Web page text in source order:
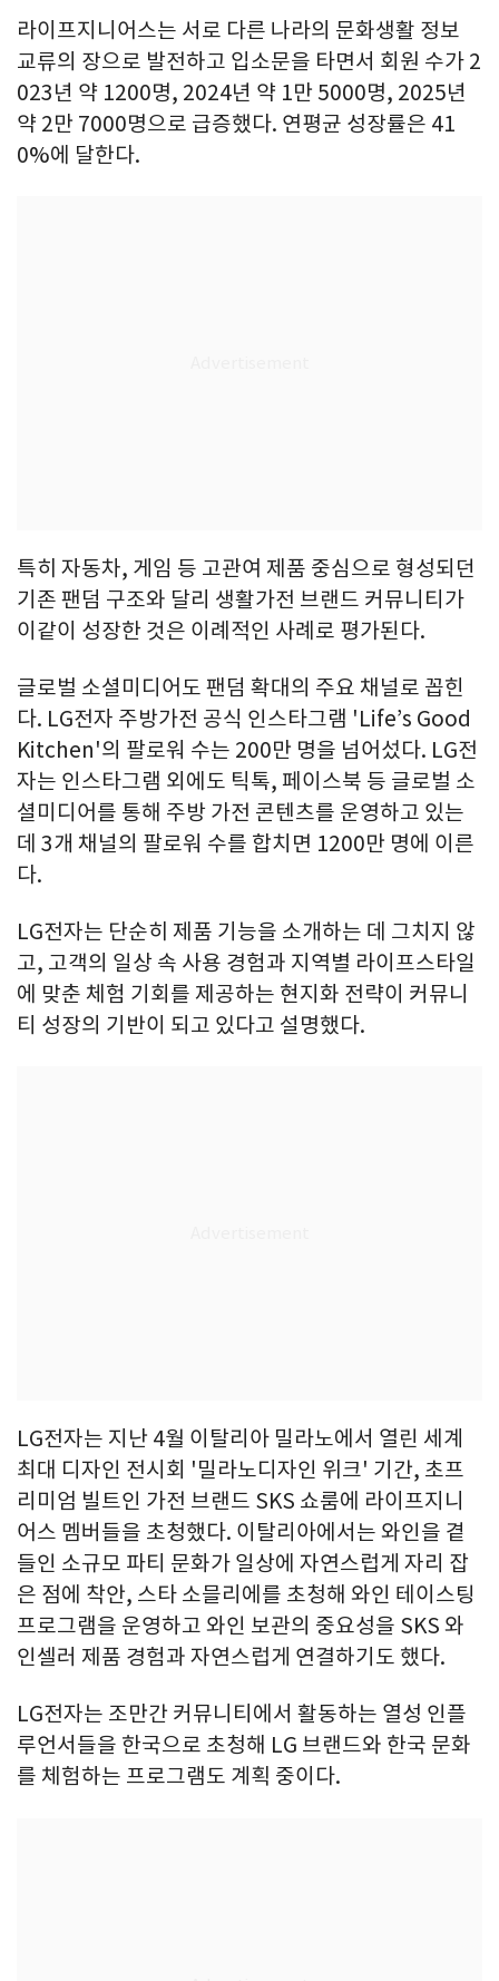
라이프지니어스는 서로 다른 나라의 문화생활 정보
교류의 장으로 발전하고 입소문을 타면서 회원 수가 2
023년 약 1200명, 2024년 약 1만 5000명, 2025년
약 2만 7000명으로 급증했다. 연평균 성장률은 41
0%에 달한다.
특히 자동차, 게임 등 고관여 제품 중심으로 형성되던
기존 팬덤 구조와 달리 생활가전 브랜드 커뮤니티가
이같이 성장한 것은 이례적인 사례로 평가된다.
글로벌 소셜미디어도 팬덤 확대의 주요 채널로 꼽힌
다. LG전자 주방가전 공식 인스타그램 'Life’s Good
Kitchen'의 팔로워 수는 200만 명을 넘어섰다. LG전
자는 인스타그램 외에도 틱톡, 페이스북 등 글로벌 소
셜미디어를 통해 주방 가전 콘텐츠를 운영하고 있는
데 3개 채널의 팔로워 수를 합치면 1200만 명에 이른
다.
LG전자는 단순히 제품 기능을 소개하는 데 그치지 않
고, 고객의 일상 속 사용 경험과 지역별 라이프스타일
에 맞춘 체험 기회를 제공하는 현지화 전략이 커뮤니
티 성장의 기반이 되고 있다고 설명했다.
LG전자는 지난 4월 이탈리아 밀라노에서 열린 세계
최대 디자인 전시회 '밀라노디자인 위크' 기간, 초프
리미엄 빌트인 가전 브랜드 SKS 쇼룸에 라이프지니
어스 멤버들을 초청했다. 이탈리아에서는 와인을 곁
들인 소규모 파티 문화가 일상에 자연스럽게 자리 잡
은 점에 착안, 스타 소믈리에를 초청해 와인 테이스팅
프로그램을 운영하고 와인 보관의 중요성을 SKS 와
인셀러 제품 경험과 자연스럽게 연결하기도 했다.
LG전자는 조만간 커뮤니티에서 활동하는 열성 인플
루언서들을 한국으로 초청해 LG 브랜드와 한국 문화
를 체험하는 프로그램도 계획 중이다.